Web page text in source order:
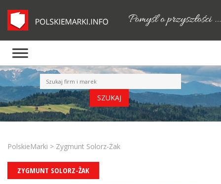
PolskieMarki > Zygmunt Solorz-Żak
ZYGMUNT SOLORZ-ŻAK